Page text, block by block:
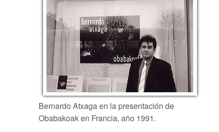
Bernardo Atxaga en la presentación de
Obabakoak en Francia, año 1991.